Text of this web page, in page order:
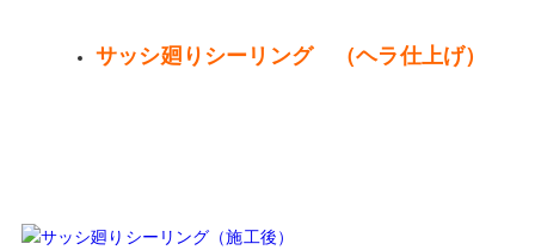
サッシ廻りシーリング （ヘラ仕上げ）